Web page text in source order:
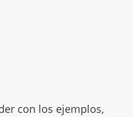
con los ejemplos,